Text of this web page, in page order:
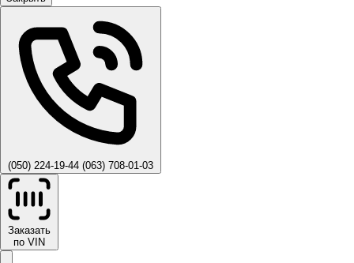
(050) 224-19-44 (063) 708-01-03
Заказать
по VIN